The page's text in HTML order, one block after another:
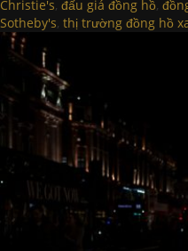
Christie's, đấu giá đồng hồ,
Sotheby's, thị trường đồng hồ